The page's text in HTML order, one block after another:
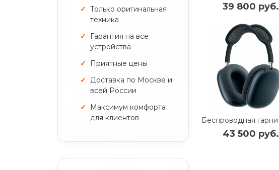
Только оригинальная
техника
Гарантия на все
устройства
Приятные цены
Доставка по Москве и
всей России
Максимум комфорта
для клиентов
39 800 руб.
43 500 руб.